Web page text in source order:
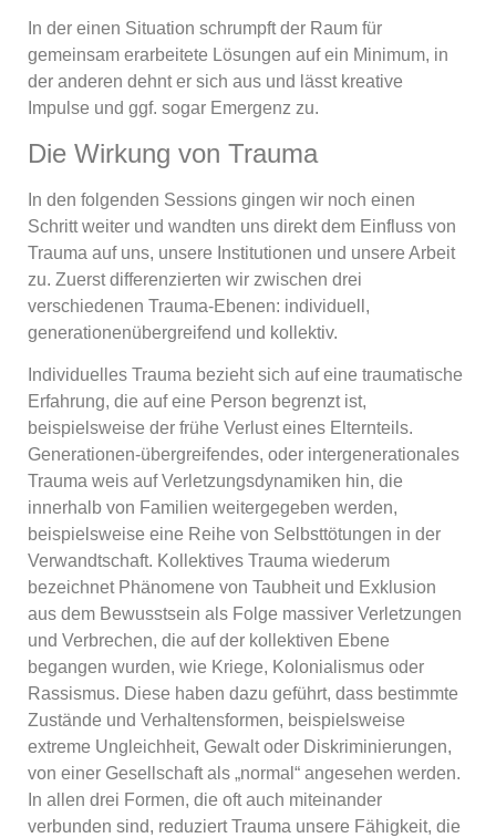
In der einen Situation schrumpft der Raum für
gemeinsam erarbeitete Lösungen auf ein Minimum, in
der anderen dehnt er sich aus und lässt kreative
Impulse und ggf. sogar Emergenz zu.
Die Wirkung von Trauma
In den folgenden Sessions gingen wir noch einen
Schritt weiter und wandten uns direkt dem Einfluss von
Trauma auf uns, unsere Institutionen und unsere Arbeit
zu. Zuerst differenzierten wir zwischen drei
verschiedenen Trauma-Ebenen: individuell,
generationenübergreifend und kollektiv.
Individuelles Trauma bezieht sich auf eine traumatische
Erfahrung, die auf eine Person begrenzt ist,
beispielsweise der frühe Verlust eines Elternteils.
Generationen-übergreifendes, oder intergenerationales
Trauma weis auf Verletzungsdynamiken hin, die
innerhalb von Familien weitergegeben werden,
beispielsweise eine Reihe von Selbsttötungen in der
Verwandtschaft. Kollektives Trauma wiederum
bezeichnet Phänomene von Taubheit und Exklusion
aus dem Bewusstsein als Folge massiver Verletzungen
und Verbrechen, die auf der kollektiven Ebene
begangen wurden, wie Kriege, Kolonialismus oder
Rassismus. Diese haben dazu geführt, dass bestimmte
Zustände und Verhaltensformen, beispielsweise
extreme Ungleichheit, Gewalt oder Diskriminierungen,
von einer Gesellschaft als „normal“ angesehen werden.
In allen drei Formen, die oft auch miteinander
verbunden sind, reduziert Trauma unsere Fähigkeit, die